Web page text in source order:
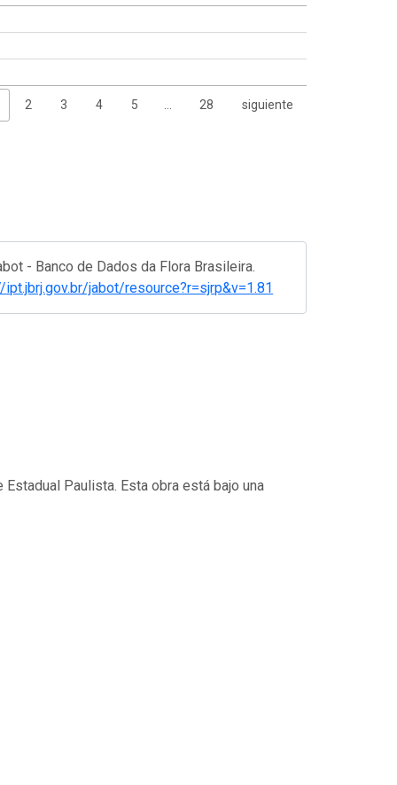
2 3 4 5 … 28 siguiente
- Banco de Dados da Flora Brasileira.
jabot/resource?r=sjrp&v=1.81
Paulista. Esta obra está bajo una